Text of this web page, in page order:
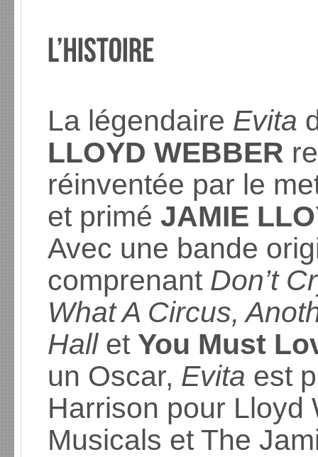
La légendaire Evita
LLOYD WEBBER
réinventée par le
et priméJAMIE
Avec une bande
comprenant Don’t
What A Circus,
Hallet You Must
un Oscar, Evita est
Harrison pour Lloyd
Musicals et The